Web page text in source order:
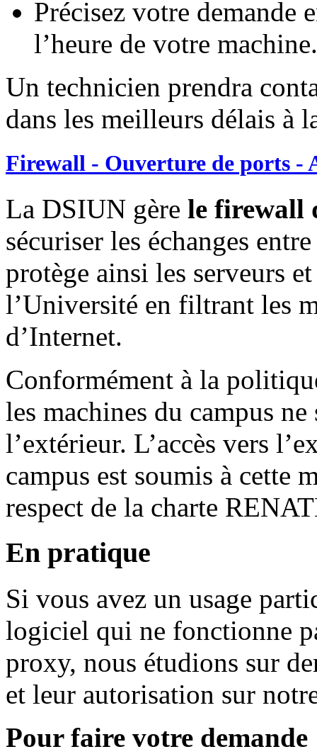
Précisez votre demande
l’heure de votre machine.
Un technicien prendra
dans les meilleurs délais à
Firewall - Ouverture de ports -
La DSIUN gère le firewall
sécuriser les échanges
protège ainsi les serveurs
l’Université en filtrant les
d’Internet.
Conformément à la
les machines du campus
l’extérieur. L’accès vers
campus est soumis à cette
respect de la charte
En pratique
Si vous avez un usage
logiciel qui ne fonctionne
proxy, nous étudions sur
et leur autorisation sur
Pour faire votre demande